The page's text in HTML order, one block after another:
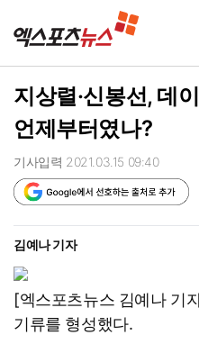
지상렬·신봉선, 데
언제부터였나?
기사입력 2021.03.15 09:40
김예나 기자
[엑스포츠뉴스 김예나 기
기류를 형성했다.